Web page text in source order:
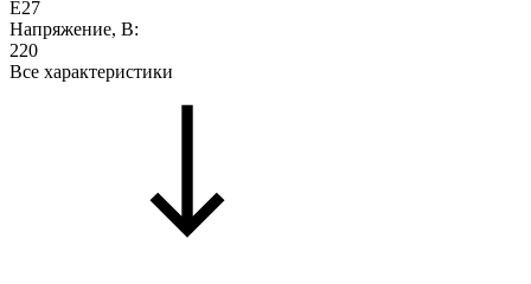
E27
Напряжение, В:
220
Все характеристики